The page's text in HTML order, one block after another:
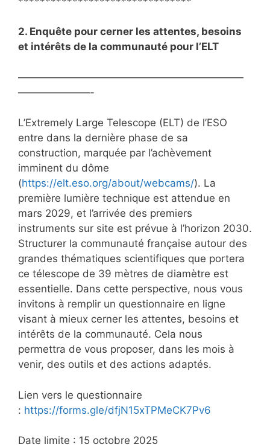
2. Enquête pour cerner les attentes, besoins
et intérêts de la communauté pour l’ELT
——————————————————————
———————-
L’Extremely Large Telescope (ELT) de l’ESO
entre dans la dernière phase de sa
construction, marquée par l’achèvement
imminent du dôme
(https://elt.eso.org/about/webcams/). La
première lumière technique est attendue en
mars 2029, et l’arrivée des premiers
instruments sur site est prévue à l’horizon 2030.
Structurer la communauté française autour des
grandes thématiques scientifiques que portera
ce télescope de 39 mètres de diamètre est
essentielle. Dans cette perspective, nous vous
invitons à remplir un questionnaire en ligne
visant à mieux cerner les attentes, besoins et
intérêts de la communauté. Cela nous
permettra de vous proposer, dans les mois à
venir, des outils et des actions adaptés.
Lien vers le questionnaire
: https://forms.gle/dfjN15xTPMeCK7Pv6
Date limite : 15 octobre 2025